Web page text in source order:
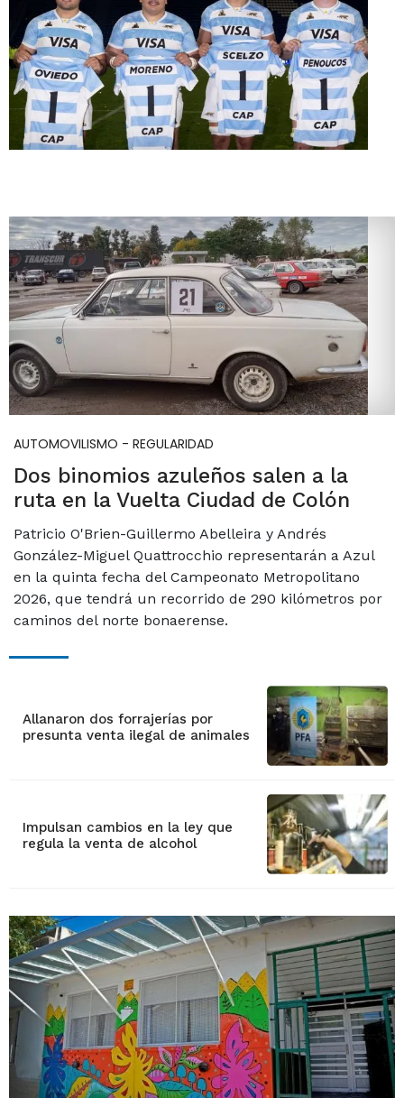
AUTOMOVILISMO - REGULARIDAD
Dos binomios azuleños salen a la
ruta en la Vuelta Ciudad de Colón
Patricio O'Brien-Guillermo Abelleira y Andrés
González-Miguel Quattrocchio representarán a Azul
en la quinta fecha del Campeonato Metropolitano
2026, que tendrá un recorrido de 290 kilómetros por
caminos del norte bonaerense.
Allanaron dos forrajerías por
presunta venta ilegal de animales
Impulsan cambios en la ley que
regula la venta de alcohol